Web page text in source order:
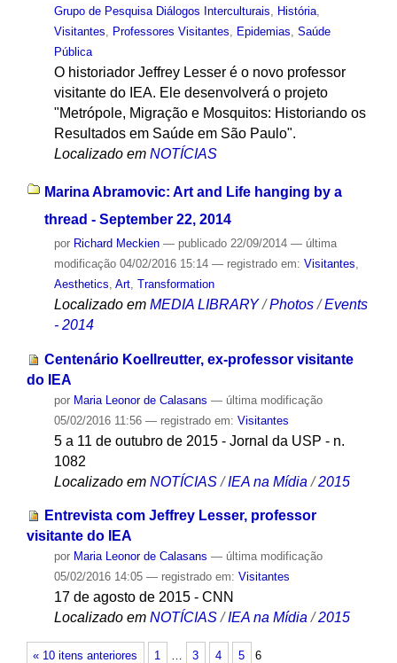
Grupo de Pesquisa Diálogos Interculturais, História,
Visitantes, Professores Visitantes, Epidemias, Saúde
Pública
O historiador Jeffrey Lesser é o novo professor
visitante do IEA. Ele desenvolverá o projeto
"Metrópole, Migração e Mosquitos: Historiando os
Resultados em Saúde em São Paulo".
Localizado em NOTÍCIAS
Marina Abramovic: Art and Life hanging by a
thread - September 22, 2014
por Richard Meckien — publicado22/09/2014 — última
modificação04/02/2016 15:14 — registrado em: Visitantes,
Aesthetics, Art, Transformation
Localizado em MEDIA LIBRARY /Photos /Events
- 2014
Centenário Koellreutter, ex-professor visitante
do IEA
por Maria Leonor de Calasans — última modificação
05/02/2016 11:56 — registrado em: Visitantes
5 a 11 de outubro de 2015 - Jornal da USP - n.
1082
Localizado em NOTÍCIAS /IEA na Mídia /2015
Entrevista com Jeffrey Lesser, professor
visitante do IEA
por Maria Leonor de Calasans — última modificação
05/02/2016 14:05 — registrado em: Visitantes
17 de agosto de 2015 - CNN
Localizado em NOTÍCIAS /IEA na Mídia /2015
« 10 itens anteriores 1 3 4 5 6